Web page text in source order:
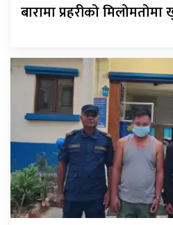
बारामा प्रहरीको